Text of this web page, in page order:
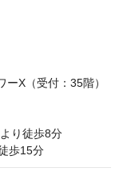
X（受付：35階）
り徒歩8分
歩15分